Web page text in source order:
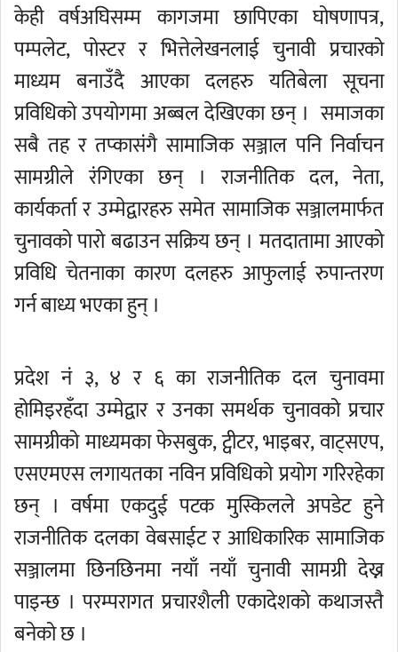
केही वर्षअघिसम्म कागजमा छापिएका घोषणापत्र,
पम्पलेट, पोस्टर र भित्तेलेखनलाई चुनावी प्रचारको
माध्यम बनाउँदै आएका दलहरु यतिबेला सूचना
प्रविधिको उपयोगमा अब्बल देखिएका छन् । समाजका
सबै तह र तप्कासंगै सामाजिक सञ्जाल पनि निर्वाचन
सामग्रीले रंगिएका छन् । राजनीतिक दल, नेता,
कार्यकर्ता र उम्मेद्वारहरु समेत सामाजिक सञ्जालमार्फत
चुनावको पारो बढाउन सक्रिय छन् । मतदातामा आएको
प्रविधि चेतनाका कारण दलहरु आफुलाई रुपान्तरण
गर्न बाध्य भएका हुन् ।
प्रदेश नं ३, ४ र ६ का राजनीतिक दल चुनावमा
होमिइरहँदा उम्मेद्वार र उनका समर्थक चुनावको प्रचार
सामग्रीको माध्यमका फेसबुक, ट्वीटर, भाइबर, वाट्सएप,
एसएमएस लगायतका नविन प्रविधिको प्रयोग गरिरहेका
छन् । वर्षमा एकदुई पटक मुस्किलले अपडेट हुने
राजनीतिक दलका वेबसाईट र आधिकारिक सामाजिक
सञ्जालमा छिनछिनमा नयाँ नयाँ चुनावी सामग्री देख्न
पाइन्छ । परम्परागत प्रचारशैली एकादेशको कथाजस्तै
बनेको छ ।